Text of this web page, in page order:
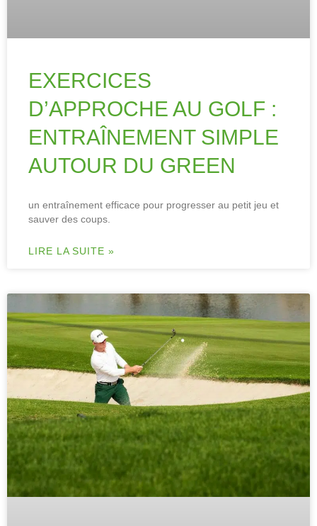
EXERCICES
D’APPROCHE AU GOLF :
ENTRAÎNEMENT SIMPLE
AUTOUR DU GREEN
un entraînement efficace pour progresser au petit jeu et
sauver des coups.
LIRE LA SUITE »